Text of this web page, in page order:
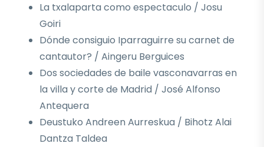
La txalaparta como espectaculo / Josu
Goiri
Dónde consiguio Iparraguirre su carnet de
cantautor? / Aingeru Berguices
Dos sociedades de baile vasconavarras en
la villa y corte de Madrid / José Alfonso
Antequera
Deustuko Andreen Aurreskua / Bihotz Alai
Dantza Taldea